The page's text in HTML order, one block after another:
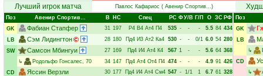
Лучший игрок матча
Павлос Кафариос ( Авенир Спортив…)
Поз Авенир Спортив… В НC Спец РC ФУ/В Г/П О ЗС РФ
GK
Фабиан Стапфер 31 197 Р4 В4 Ат4 П4 535 - - - 5.5 84 434
LB
Сэм Лидингтон 28 180 Пд4 И3 Ат2 Ка4 530 - - 0/1 6.0 54 280
SW
Самсон Мбингуи 27 169 Пд4 И4 Ат4 К4 567 1 - - 5.6 64 368
↳
Родольфо Гонсалес, 70 34 147 Пд4 Ат4 От4 П4 474 - - - 4.9 91 426
CD
Яссин Верзли 30 177 Пд4 И4 Ат4 См4 547 - 1/1 1 6.7 61 328
Поз
GK
LB
↳
CD
↳